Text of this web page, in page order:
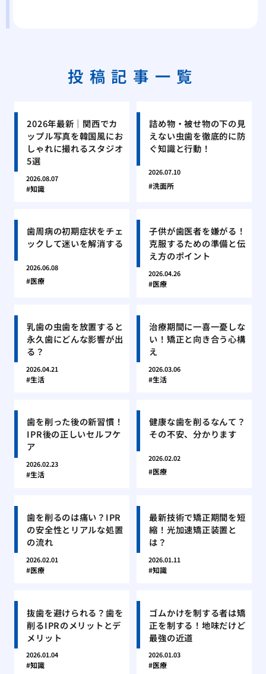
投稿記事一覧
2026年最新｜関西でカ
ップル写真を韓国風にお
しゃれに撮れるスタジオ
5選
2026.08.07
知識
詰め物・被せ物の下の見
えない虫歯を徹底的に防
ぐ知識と行動！
2026.07.10
洗面所
歯周病の初期症状をチェ
ックして迷いを解消する
2026.06.08
医療
子供が歯医者を嫌がる！
克服するための準備と伝
え方のポイント
2026.04.26
医療
乳歯の虫歯を放置すると
永久歯にどんな影響が出
る？
2026.04.21
生活
治療期間に一喜一憂しな
い！矯正と向き合う心構
え
2026.03.06
生活
歯を削った後の新習慣！
IPR後の正しいセルフケ
ア
2026.02.23
生活
健康な歯を削るなんて？
その不安、分かります
2026.02.02
医療
歯を削るのは痛い？IPR
の安全性とリアルな処置
の流れ
2026.02.01
医療
最新技術で矯正期間を短
縮！光加速矯正装置と
は？
2026.01.11
知識
抜歯を避けられる？歯を
削るIPRのメリットとデ
メリット
2026.01.04
知識
ゴムかけを制する者は矯
正を制する！地味だけど
最強の近道
2026.01.03
医療